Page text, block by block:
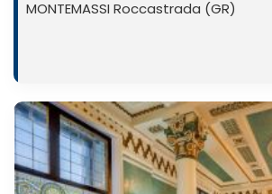
MONTEMASSI Roccastrada (GR)